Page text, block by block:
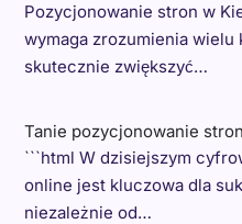
Pozycjonowanie stron w
wymaga zrozumienia
skutecznie zwiększyć…
Tanie pozycjonowanie
```html W dzisiejszym
online jest kluczowa dla
niezależnie od…